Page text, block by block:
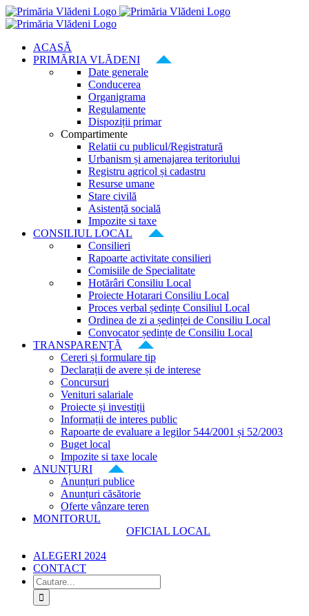
Skip
to
ACASĂ
PRIMĂRIA VLĂDENI
Date generale
Conducerea
Organigrama
Regulamente
Dispoziții primar
Compartimente
Relatii cu publicul/Registratură
Urbanism și amenajarea teritoriului
Registru agricol și cadastru
Resurse umane
Stare civilă
Asistență socială
Impozite si taxe
CONSILIUL LOCAL
Consilieri
Rapoarte activitate consilieri
Comisiile de Specialitate
Hotărâri Consiliu Local
Proiecte Hotarari Consiliu Local
Proces verbal ședințe Consiliul Local
Ordinea de zi a ședinței de Consiliu Local
Convocator ședințe de Consiliu Local
TRANSPARENȚĂ
Cereri și formulare tip
Declarații de avere și de interese
Concursuri
Venituri salariale
Proiecte și investiții
Informații de interes public
Rapoarte de evaluare a legilor 544/2001 și 52/2003
Buget local
Impozite si taxe locale
ANUNȚURI
Anunțuri publice
Anunțuri căsătorie
Oferte vânzare teren
MONITORUL
OFICIAL LOCAL
ALEGERI 2024
CONTACT
Cautare...